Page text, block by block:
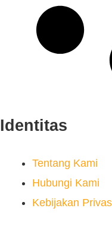
Identitas
Tentang Kami
Hubungi Kami
Kebijakan